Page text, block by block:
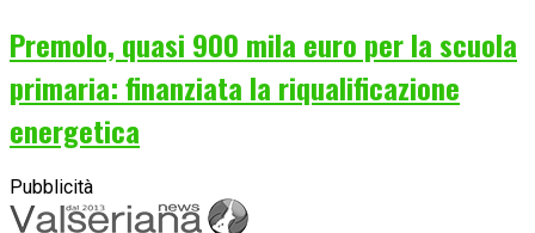
Premolo, quasi 900 mila euro per la scuola
primaria: finanziata la riqualificazione
energetica
Pubblicità